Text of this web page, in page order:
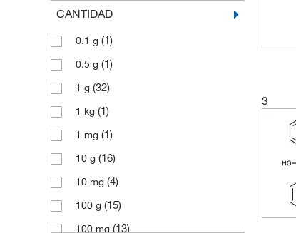
CANTIDAD
0.1 g (1)
0.5 g (1)
1 g (32)
1 kg (1)
1 mg (1)
10 g (16)
10 mg (4)
100 g (15)
100 mg (13)
3